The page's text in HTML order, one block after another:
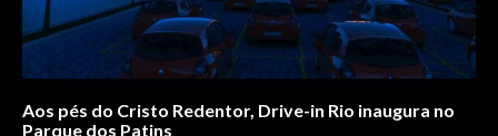
Aos pés do Cristo Redentor, Drive-in Rio inaugura no
Parque dos Patins